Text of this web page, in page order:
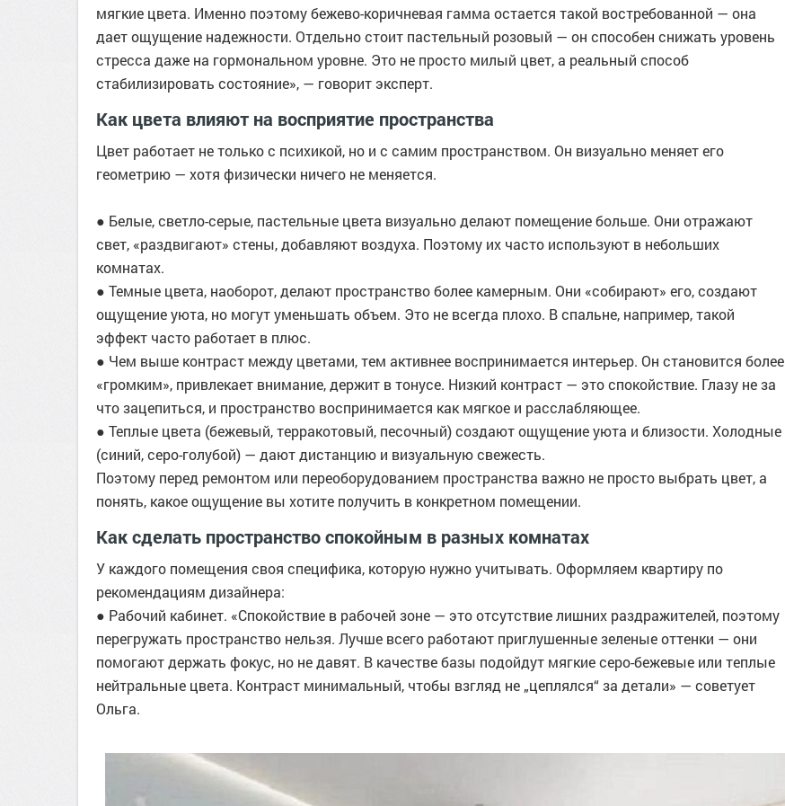
мягкие цвета. Именно поэтому бежево-коричневая гамма остается такой востребованной — она
дает ощущение надежности. Отдельно стоит пастельный розовый — он способен снижать уровень
стресса даже на гормональном уровне. Это не просто милый цвет, а реальный способ
стабилизировать состояние», — говорит эксперт.
Как цвета влияют на восприятие пространства
Цвет работает не только с психикой, но и с самим пространством. Он визуально меняет его
геометрию — хотя физически ничего не меняется.
● Белые, светло-серые, пастельные цвета визуально делают помещение больше. Они отражают
свет, «раздвигают» стены, добавляют воздуха. Поэтому их часто используют в небольших
комнатах.
● Темные цвета, наоборот, делают пространство более камерным. Они «собирают» его, создают
ощущение уюта, но могут уменьшать объем. Это не всегда плохо. В спальне, например, такой
эффект часто работает в плюс.
● Чем выше контраст между цветами, тем активнее воспринимается интерьер. Он становится более
«громким», привлекает внимание, держит в тонусе. Низкий контраст — это спокойствие. Глазу не за
что зацепиться, и пространство воспринимается как мягкое и расслабляющее.
● Теплые цвета (бежевый, терракотовый, песочный) создают ощущение уюта и близости. Холодные
(синий, серо-голубой) — дают дистанцию и визуальную свежесть.
Поэтому перед ремонтом или переоборудованием пространства важно не просто выбрать цвет, а
понять, какое ощущение вы хотите получить в конкретном помещении.
Как сделать пространство спокойным в разных комнатах
У каждого помещения своя специфика, которую нужно учитывать. Оформляем квартиру по
рекомендациям дизайнера:
● Рабочий кабинет. «Спокойствие в рабочей зоне — это отсутствие лишних раздражителей, поэтому
перегружать пространство нельзя. Лучше всего работают приглушенные зеленые оттенки — они
помогают держать фокус, но не давят. В качестве базы подойдут мягкие серо-бежевые или теплые
нейтральные цвета. Контраст минимальный, чтобы взгляд не „цеплялся“ за детали» — советует
Ольга.